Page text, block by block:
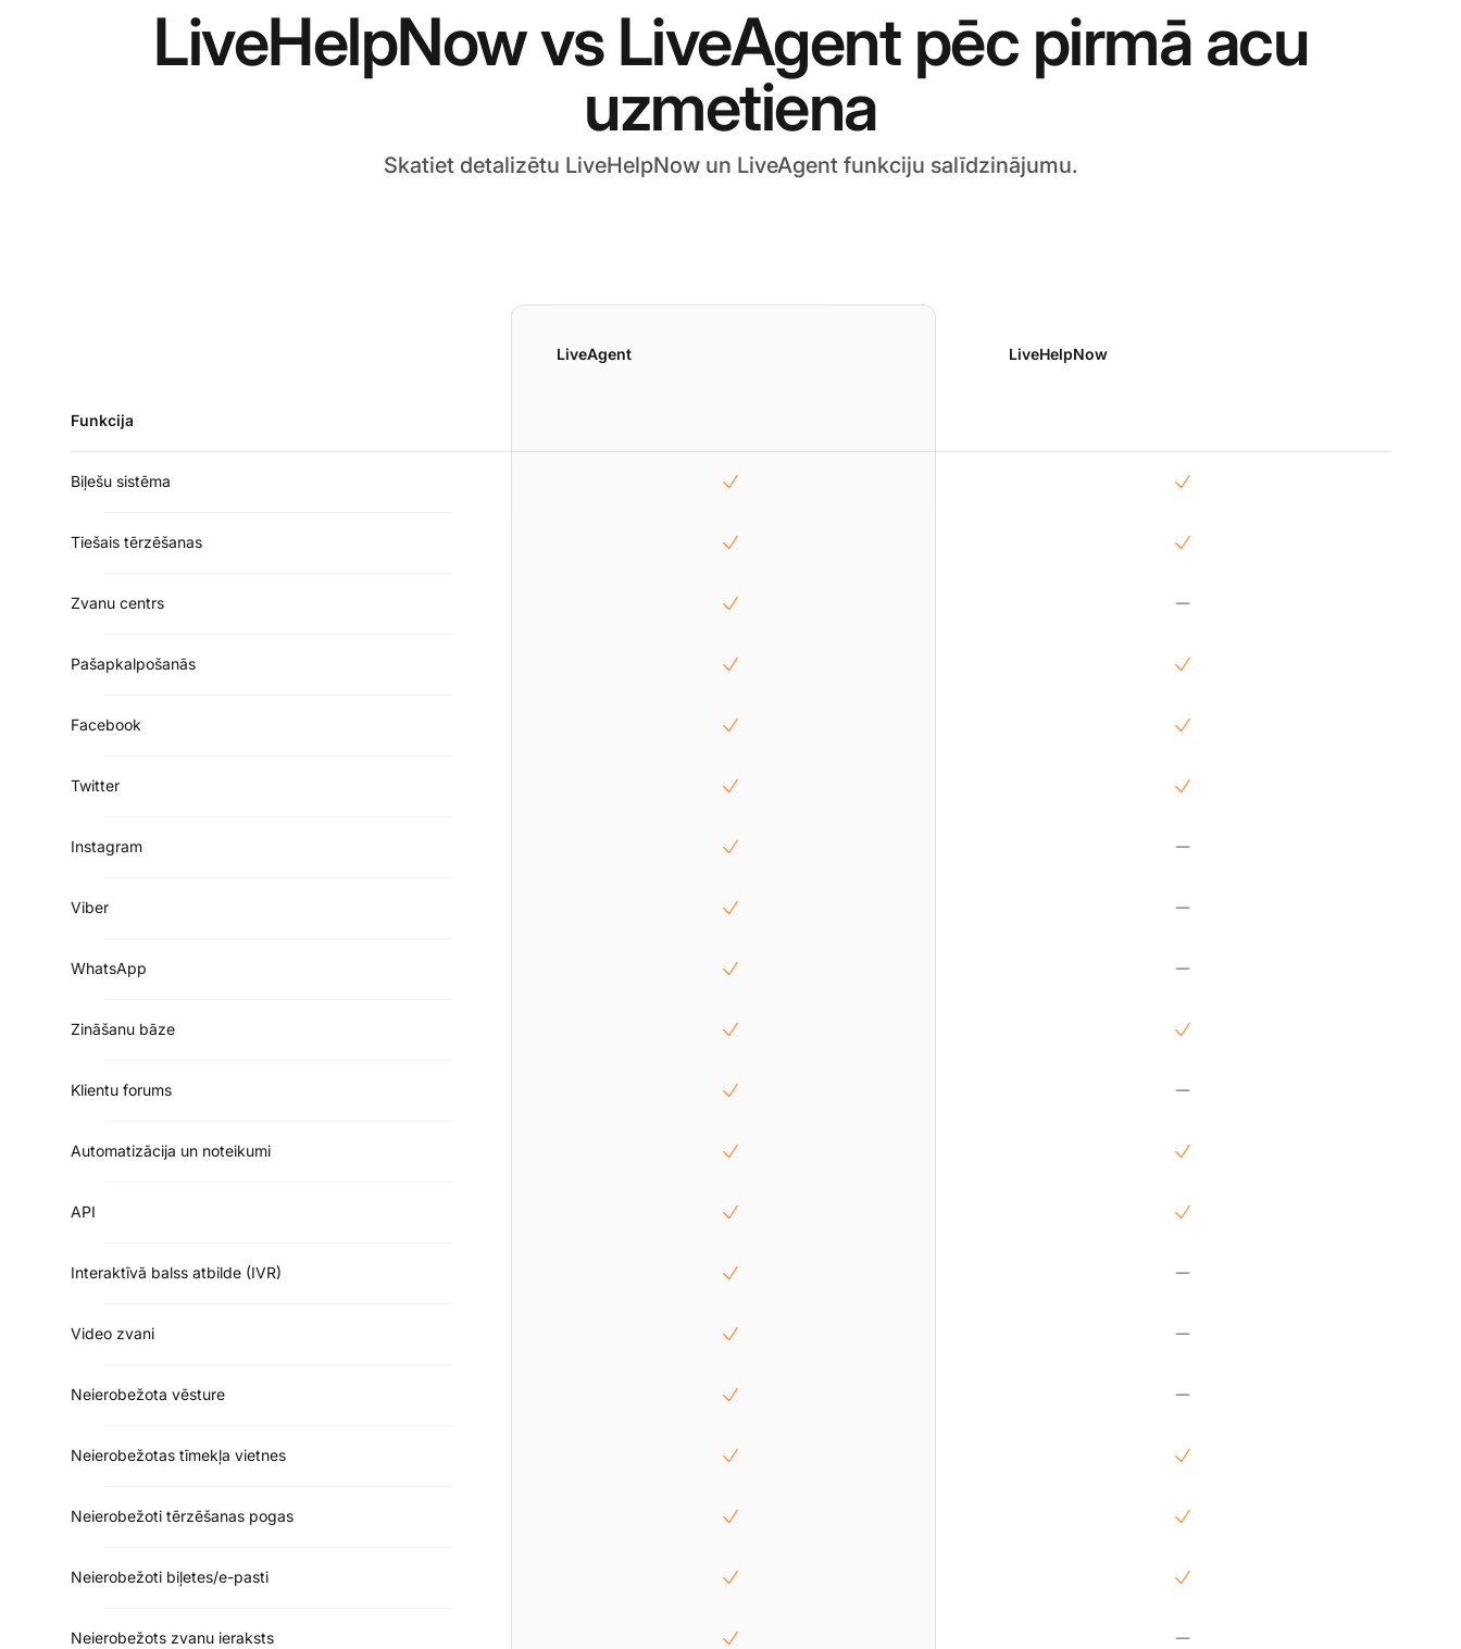
LiveHelpNow vs LiveAgent pēc pirmā acu
uzmetiena
Skatiet detalizētu LiveHelpNow un LiveAgent funkciju salīdzinājumu.
LiveAgent LiveHelpNow
Funkcija
Biļešu sistēma
Tiešais tērzēšanas
Zvanu centrs
Pašapkalpošanās
Facebook
Twitter
Instagram
Viber
WhatsApp
Zināšanu bāze
Klientu forums
Automatizācija un noteikumi
API
Interaktīvā balss atbilde (IVR)
Video zvani
Neierobežota vēsture
Neierobežotas tīmekļa vietnes
Neierobežoti tērzēšanas pogas
Neierobežoti biļetes/e-pasti
Neierobežots zvanu ieraksts